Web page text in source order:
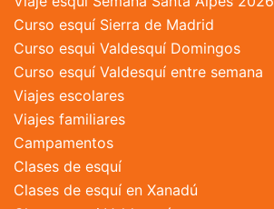
producto
Curso esquí Sierra de Madrid
Curso esqui Valdesquí Domingos
Curso esquí Valdesquí entre semana
Viajes escolares
Viajes familiares
Campamentos
Clases de esquí
Clases de esquí en Xanadú